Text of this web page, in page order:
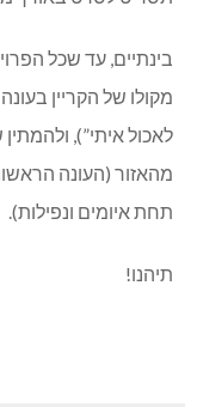
בינתיים, עד שכל
מקולו של הקריין
לאכול איתי”),
מהאזור (העונה
תחת איומים ונפילות).
תיהנו!